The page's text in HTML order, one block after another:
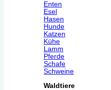
Enten
Esel
Hasen
Hunde
Katzen
Kühe
Lamm
Pferde
Schafe
Schweine
Waldtiere